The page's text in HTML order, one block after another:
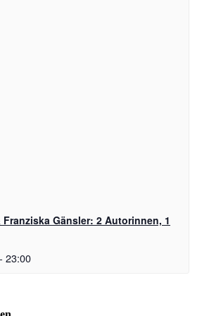
Gänsler: 2 Autorinnen, 1
- 23:00